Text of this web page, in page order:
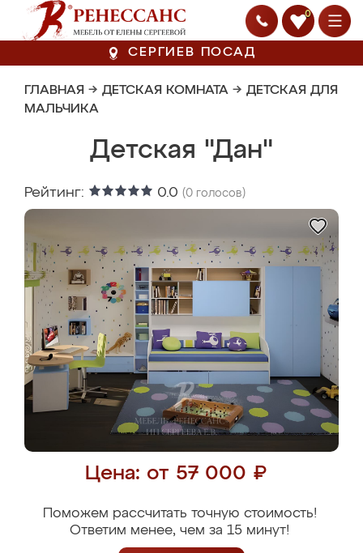
0
СЕРГИЕВ ПОСАД
ГЛАВНАЯ → ДЕТСКАЯ КОМНАТА → ДЕТСКАЯ ДЛЯ
МАЛЬЧИКА
Детская "Дан"
Рейтинг: 0.0 (0 голосов)
Цена: от 57 000 ₽
Поможем рассчитать точную стоимость!
Ответим менее, чем за 15 минут!